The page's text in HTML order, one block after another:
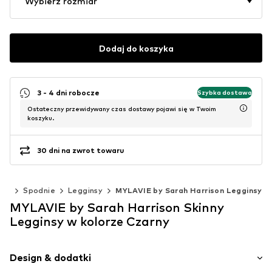
Dodaj do koszyka
3 - 4 dni robocze Szybka dostawa
Ostateczny przewidywany czas dostawy pojawi się w Twoim
koszyku.
30 dni na zwrot towaru
Spodnie Legginsy MYLAVIE by Sarah Harrison Legginsy
MYLAVIE by Sarah Harrison Skinny
Legginsy w kolorze Czarny
Design & dodatki